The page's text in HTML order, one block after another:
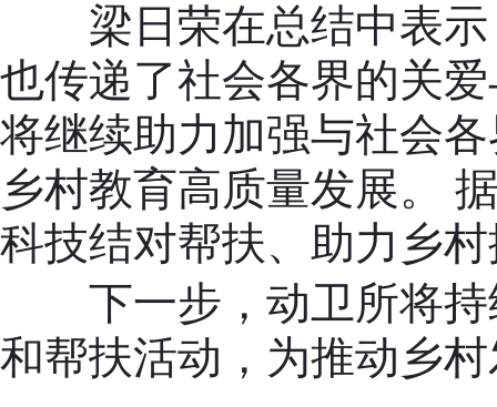
梁日荣在总结中表
也传递了社会各界的关
将继续助力加强与社会
乡村教育高质量发展。
科技结对帮扶、助力乡
下一步，动卫所将
和帮扶活动，为推动乡